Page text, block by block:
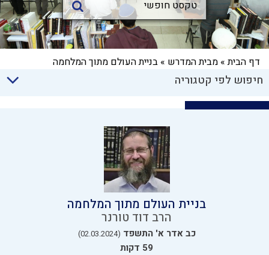
דף הבית» מבית המדרש » בניית העולם מתוך המלחמה
חיפוש לפי קטגוריה
בניית העולם מתוך המלחמה
הרב דוד טורנר
כב אדר א' התשפד (02.03.2024)
59 דקות